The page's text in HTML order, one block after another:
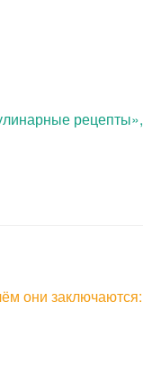
рецепты»,
они заключаются: